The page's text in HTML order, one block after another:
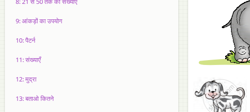
9: आंकड़ों का उपयोग
10: पैटर्न
11: संख्याएँ
12: मुद्रा
13: बताओ कितने